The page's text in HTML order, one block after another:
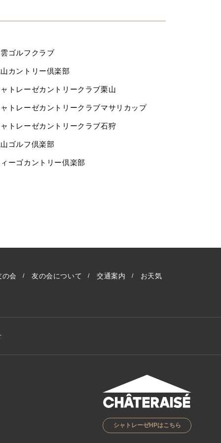
ゴルフクラブ
カントリー倶楽部
トレーゼカントリークラブ栗山
トレーゼカントリークラブマサリカップ
トレーゼカントリークラブ石狩
ゴルフ倶楽部
ーゴカントリー倶楽部
の会 友の会について 交通案内 お天気
シャトレーゼHPはこちら